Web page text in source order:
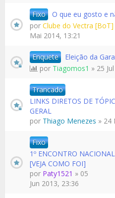
Fixo O que eu gosto e
por Clube do Vectra [BoT]
Mai 2014, 13:21
Enquete Eleição da
por Tiagomos1 » 25
Trancado
LINKS DIRETOS DE
GERAL
por Thiago Menezes » 24
Fixo
1º ENCONTRO
[VEJA COMO FOI]
por Paty1521 » 05
Jun 2013, 23:36